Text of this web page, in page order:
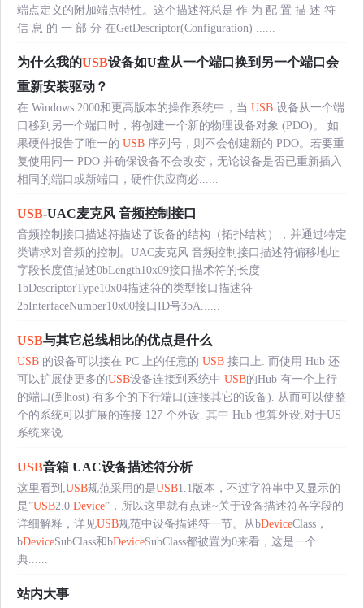
端点定义的附加端点特性。这个描述符总是 作 为 配 置 描 述 符
信 息 的 一 部 分 在GetDescriptor(Configuration) ......
为什么我的USB设备如U盘从一个端口换到另一个端口会
重新安装驱动？
在 Windows 2000和更高版本的操作系统中，当 USB 设备从一个端
口移到另一个端口时，将创建一个新的物理设备对象 (PDO)。 如
果硬件报告了唯一的 USB 序列号，则不会创建新的 PDO。若要重
复使用同一 PDO 并确保设备不会改变，无论设备是否已重新插入
相同的端口或新端口，硬件供应商必......
USB-UAC麦克风 音频控制接口
音频控制接口描述符描述了设备的结构（拓扑结构），并通过特定
类请求对音频的控制。UAC麦克风 音频控制接口描述符偏移地址
字段长度值描述0bLength10x09接口描术符的长度
1bDescriptorType10x04描述符的类型接口描述符
2bInterfaceNumber10x00接口ID号3bA......
USB与其它总线相比的优点是什么
USB 的设备可以接在 PC 上的任意的 USB 接口上. 而使用 Hub 还
可以扩展使更多的USB设备连接到系统中 USB的Hub 有一个上行
的端口(到host) 有多个的下行端口(连接其它的设备). 从而可以使整
个的系统可以扩展的连接 127 个外设. 其中 Hub 也算外设.对于US
系统来说......
USB音箱 UAC设备描述符分析
这里看到,USB规范采用的是USB1.1版本，不过字符串中又显示的
是”USB2.0 Device”，所以这里就有点迷~关于设备描述符各字段的
详细解释，详见USB规范中设备描述符一节。从bDeviceClass，
bDeviceSubClass和bDeviceSubClass都被置为0来看，这是一个
典......
站内大事